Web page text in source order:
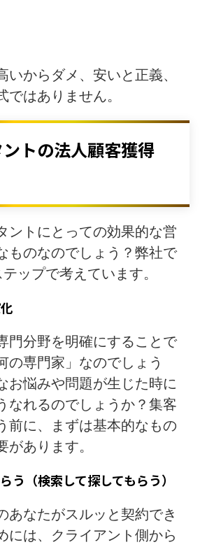
いからダメ、安いと正義、
ではありません。
トの法人顧客獲得
ントにとっての効果的な営
ものなのでしょう？弊社で
ップで考えています。
門分野を明確にすることで
の専門家」なのでしょう
悩みや問題が生じた時に
なれるのでしょうか？集客
前に、まずは基本的なもの
があります。
う（検索して探してもらう）
あなたがスルッと契約でき
には、クライアント側から